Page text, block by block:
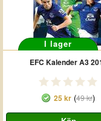
I lager
EFC Kalender A3
25 kr (49 kr)